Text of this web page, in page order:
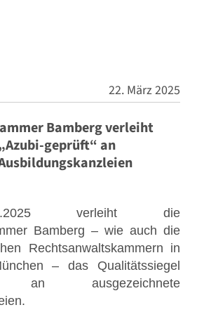
22. März 2025
Bamberg verleiht
geprüft“ an
verleiht die
Bamberg – wie auch die
Rechtsanwaltskammern in
– das Qualitätssiegel
an ausgezeichnete